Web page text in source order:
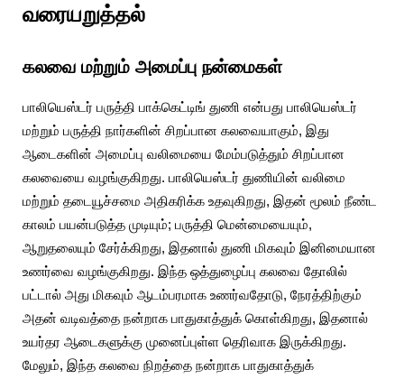
வரையறுத்தல்
கலவை மற்றும் அமைப்பு நன்மைகள்
பாலியெஸ்டர் பருத்தி பாக்கெட்டிங் துணி என்பது பாலியெஸ்டர்
மற்றும் பருத்தி நார்களின் சிறப்பான கலவையாகும், இது
ஆடைகளின் அமைப்பு வலிமையை மேம்படுத்தும் சிறப்பான
கலவையை வழங்குகிறது. பாலியெஸ்டர் துணியின் வலிமை
மற்றும் தடையூச்சமை அதிகரிக்க உதவுகிறது, இதன் மூலம் நீண்ட
காலம் பயன்படுத்த முடியும்; பருத்தி மென்மையையும்,
ஆறுதலையும் சேர்க்கிறது, இதனால் துணி மிகவும் இனிமையான
உணர்வை வழங்குகிறது. இந்த ஒத்துழைப்பு கலவை தோலில்
பட்டால் அது மிகவும் ஆடம்பரமாக உணர்வதோடு, நேரத்திற்கும்
அதன் வடிவத்தை நன்றாக பாதுகாத்துக் கொள்கிறது, இதனால்
உயர்தர ஆடைகளுக்கு முனைப்புள்ள தெரிவாக இருக்கிறது.
மேலும், இந்த கலவை நிறத்தை நன்றாக பாதுகாத்துக்